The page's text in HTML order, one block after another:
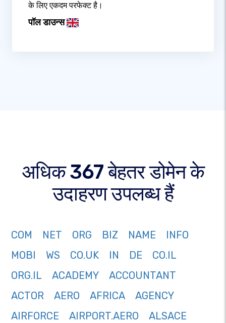
के लिए एकदम परफेक्ट है।
पॉल डाउन्स
अधिक 367 बेहतर डोमेन के
उदाहरण उपलब्ध हैं
COM NET ORG BIZ NAME
INFO
MOBI
WS CO.UK IN DE
CO.IL
ORG.IL
ACADEMY
ACCOUNTANT
ACTOR
AERO AFRICA
AGENCY
AIRFORCE
AIRPORT.AERO
ALSACE